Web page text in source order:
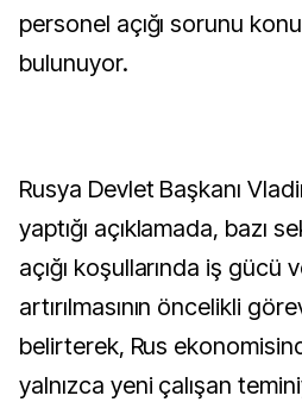
personel açığı sorunu
bulunuyor.
Rusya Devlet Başkanı
yaptığı açıklamada, bazı
açığı koşullarında iş gücü
artırılmasının öncelikli
belirterek, Rus
yalnızca yeni çalışan